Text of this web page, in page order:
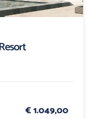
€ 1.049,00